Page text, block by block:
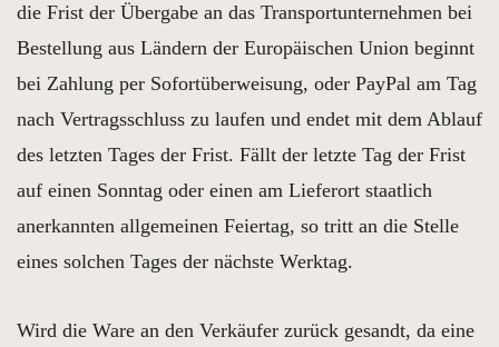
die Frist der Übergabe an das Transportunternehmen bei
Bestellung aus Ländern der Europäischen Union beginnt
bei Zahlung per Sofortüberweisung, oder PayPal am Tag
nach Vertragsschluss zu laufen und endet mit dem Ablauf
des letzten Tages der Frist. Fällt der letzte Tag der Frist
auf einen Sonntag oder einen am Lieferort staatlich
anerkannten allgemeinen Feiertag, so tritt an die Stelle
eines solchen Tages der nächste Werktag.
Wird die Ware an den Verkäufer zurück gesandt, da eine